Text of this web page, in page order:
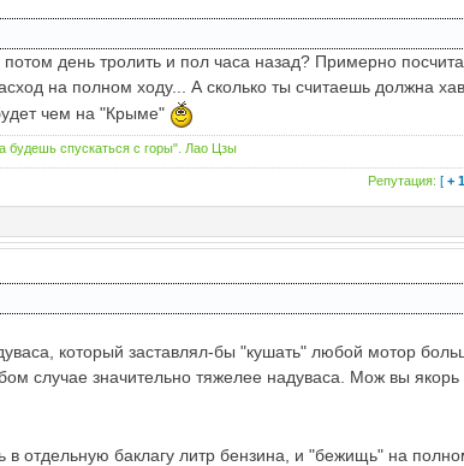
день тролить и пол часа назад? Примерно
на полном ходу... А сколько ты считаешь должна
чем на "Крыме"
будешь спускаться с горы". Лао Цзы
Репутация: [+
который заставлял-бы "кушать" любой мотор
случае значительно тяжелее надуваса. Мож вы якорь
отдельную баклагу литр бензина, и "бежищь" на